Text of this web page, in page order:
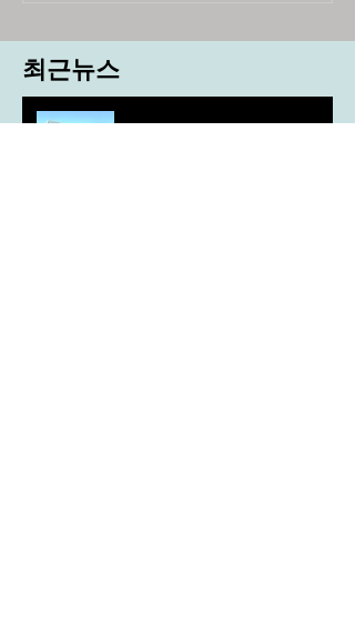
최근뉴스
도농 상생을 위한 무이자자금